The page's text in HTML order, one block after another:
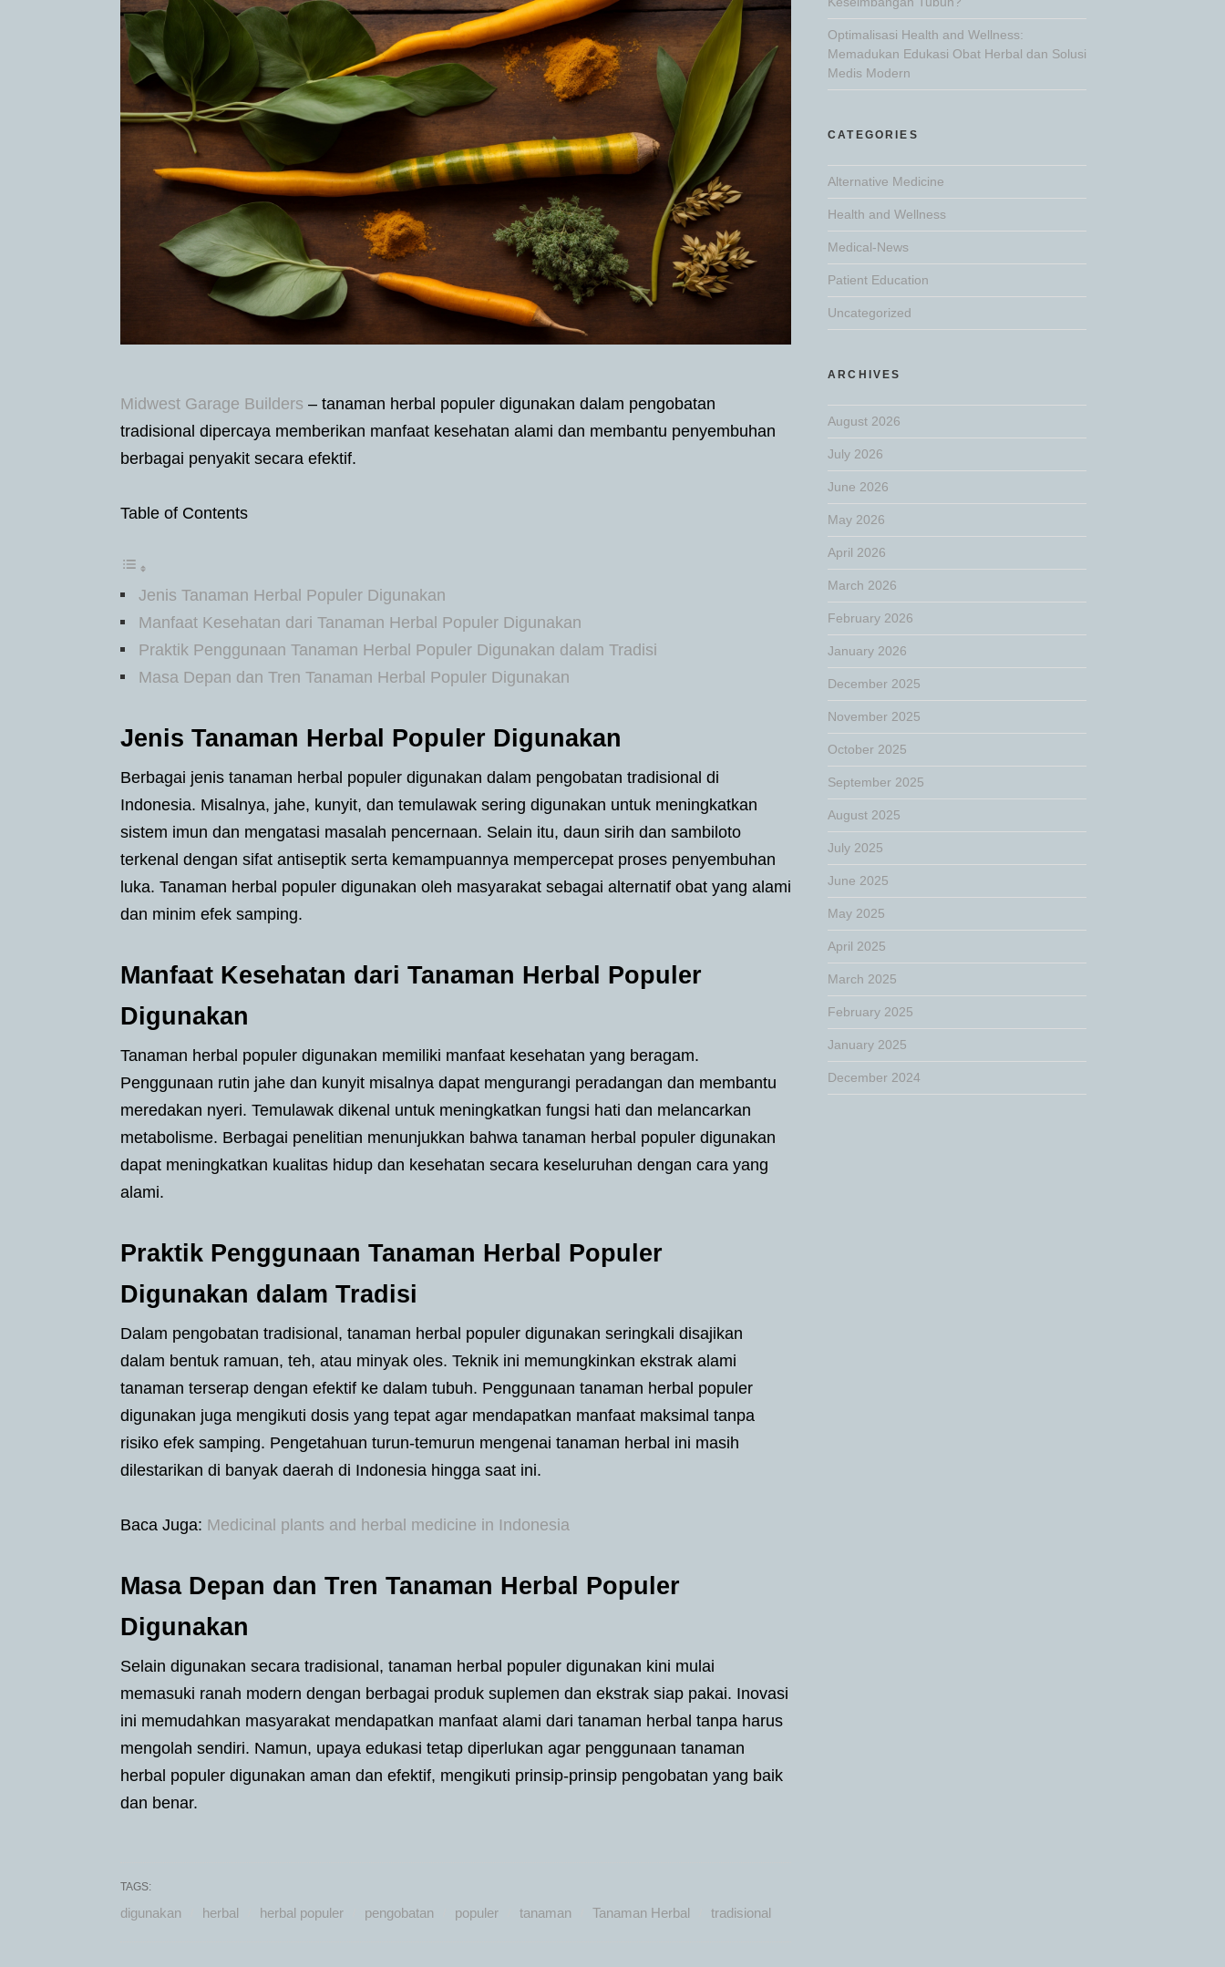
Midwest Garage Builders – tanaman herbal populer digunakan dalam pengobatan
tradisional dipercaya memberikan manfaat kesehatan alami dan membantu penyembuhan
berbagai penyakit secara efektif.
Table of Contents
Jenis Tanaman Herbal Populer Digunakan
Manfaat Kesehatan dari Tanaman Herbal Populer Digunakan
Praktik Penggunaan Tanaman Herbal Populer Digunakan dalam Tradisi
Masa Depan dan Tren Tanaman Herbal Populer Digunakan
Jenis Tanaman Herbal Populer Digunakan
Berbagai jenis tanaman herbal populer digunakan dalam pengobatan tradisional di
Indonesia. Misalnya, jahe, kunyit, dan temulawak sering digunakan untuk meningkatkan
sistem imun dan mengatasi masalah pencernaan. Selain itu, daun sirih dan sambiloto
terkenal dengan sifat antiseptik serta kemampuannya mempercepat proses penyembuhan
luka. Tanaman herbal populer digunakan oleh masyarakat sebagai alternatif obat yang alami
dan minim efek samping.
Manfaat Kesehatan dari Tanaman Herbal Populer
Digunakan
Tanaman herbal populer digunakan memiliki manfaat kesehatan yang beragam.
Penggunaan rutin jahe dan kunyit misalnya dapat mengurangi peradangan dan membantu
meredakan nyeri. Temulawak dikenal untuk meningkatkan fungsi hati dan melancarkan
metabolisme. Berbagai penelitian menunjukkan bahwa tanaman herbal populer digunakan
dapat meningkatkan kualitas hidup dan kesehatan secara keseluruhan dengan cara yang
alami.
Praktik Penggunaan Tanaman Herbal Populer
Digunakan dalam Tradisi
Dalam pengobatan tradisional, tanaman herbal populer digunakan seringkali disajikan
dalam bentuk ramuan, teh, atau minyak oles. Teknik ini memungkinkan ekstrak alami
tanaman terserap dengan efektif ke dalam tubuh. Penggunaan tanaman herbal populer
digunakan juga mengikuti dosis yang tepat agar mendapatkan manfaat maksimal tanpa
risiko efek samping. Pengetahuan turun-temurun mengenai tanaman herbal ini masih
dilestarikan di banyak daerah di Indonesia hingga saat ini.
Baca Juga: Medicinal plants and herbal medicine in Indonesia
Masa Depan dan Tren Tanaman Herbal Populer
Digunakan
Selain digunakan secara tradisional, tanaman herbal populer digunakan kini mulai
memasuki ranah modern dengan berbagai produk suplemen dan ekstrak siap pakai. Inovasi
ini memudahkan masyarakat mendapatkan manfaat alami dari tanaman herbal tanpa harus
mengolah sendiri. Namun, upaya edukasi tetap diperlukan agar penggunaan tanaman
herbal populer digunakan aman dan efektif, mengikuti prinsip-prinsip pengobatan yang baik
dan benar.
TAGS:
digunakan herbal herbal populer pengobatan populer tanaman Tanaman Herbal tradisional
Optimalisasi Health and Wellness:
Memadukan Edukasi Obat Herbal dan Solusi
Medis Modern
CATEGORIES
Alternative Medicine
Health and Wellness
Medical-News
Patient Education
Uncategorized
ARCHIVES
August 2026
July 2026
June 2026
May 2026
April 2026
March 2026
February 2026
January 2026
December 2025
November 2025
October 2025
September 2025
August 2025
July 2025
June 2025
May 2025
April 2025
March 2025
February 2025
January 2025
December 2024